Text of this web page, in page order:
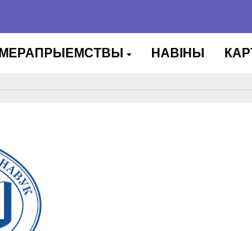
МЕРАПРЫЕМСТВЫ НАВІНЫ